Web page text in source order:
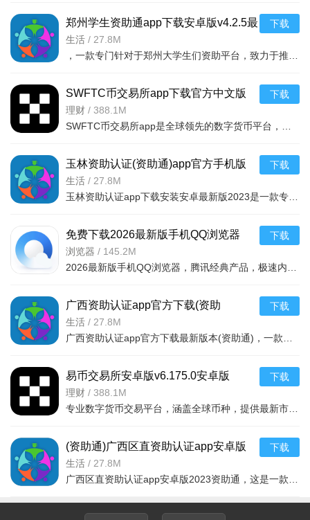
游戏玩法
自由战斗与刷装，流派随心构建：暗黑like割草式战斗，支持
全屏清怪，通过装备锻造、熔铸、升阶强化战力；上万种技能效
多元联机模式，组队闯关爽快：支持局域网与远程联机，可
通过快速匹配、邀请码或创建房间组队，四人协同横扫副本、挑
休闲与挑战并行，玩法层次丰富：除主线副本、秘藏挖掘等
核心玩法，还有秋梨村种菜、卡牌对决等休闲内容；副本融入诅
咒宝箱、解谜开锁等互动元素，刷装过程不枯燥。
郑州学生资助通app下载安卓版v4.2.5最
新版
生活 / 27.8M
下载
SWFTC币交易所app下载官方中文版
v6.166.0最新版
理财 / 388.1M
下载
玉林资助认证(资助通)app官方手机版
v4.2.5安卓版
生活 / 27.8M
下载
免费下载2026最新版手机QQ浏览器
v20.3.7.7035官方安卓版
浏览器 / 145.2M
下载
广西资助认证app官方下载(资助
通)V4.2.5最新版
生活 / 27.8M
下载
易币交易所安卓版v6.175.0安卓版
理财 / 388.1M
下载
(资助通)广西区直资助认证app安卓版
2024最新版v4.2.5 安卓版
生活 / 27.8M
下载